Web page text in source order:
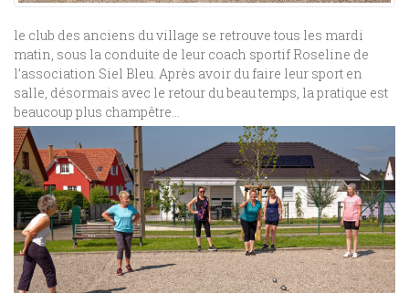
le club des anciens du village se retrouve tous les mardi
matin, sous la conduite de leur coach sportif Roseline de
l’association Siel Bleu. Après avoir du faire leur sport en
salle, désormais avec le retour du beau temps, la pratique est
beaucoup plus champêtre…